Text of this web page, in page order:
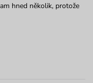
hned několik, protože